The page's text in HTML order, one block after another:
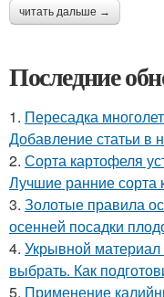
читать дальше →
Последние
1. Пересадка
Добавление статьи в
2. Сорта картофеля
Лучшие ранние сорта
3. Золотые правила
осенней посадки
4. Укрывной материал
выбрать. Как
5. Применение